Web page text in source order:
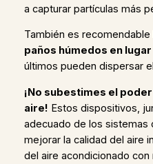
a capturar partículas más
También es recomendable
paños húmedos en
últimos pueden dispersar
¡No subestimes el
aire! Estos dispositivos,
adecuado de los sistemas
mejorar la calidad del aire
del aire acondicionado